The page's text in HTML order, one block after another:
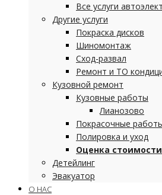
Все услуги
Другие услуги
Покраска дисков
Шиномонтаж
Сход-развал
Ремонт и ТО
Кузовной ремонт
Кузовные работы
Лианозово
Покрасочные
Полировка и уход
Оценка
Детейлинг
Эвакуатор
О НАС